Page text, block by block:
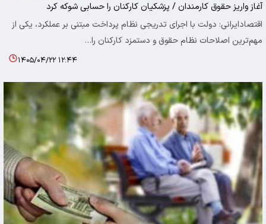
آغاز واریز حقوق کارمندان / پزشکیان کارکنان را حسابی شوکه کرد
اقتصادایرانی: دولت با اجرای تدریجی نظام پرداخت مبتنی بر عملکرد، یکی از
مهم‌ترین اصلاحات نظام حقوق و دستمزد کارکنان را…
۱۴۰۵/۰۴/۲۲ ۱۲:۴۴